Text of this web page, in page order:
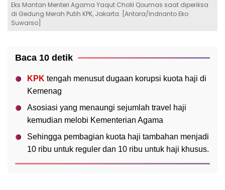
Eks Mantan Menteri Agama Yaqut Cholil Qoumas saat diperiksa
di Gedung Merah Putih KPK, Jakarta. [Antara/Indrianto Eko
Suwarso]
Baca 10 detik
KPK tengah menusut dugaan korupsi kuota haji di
Kemenag
Asosiasi yang menaungi sejumlah travel haji
kemudian melobi Kementerian Agama
Sehingga pembagian kuota haji tambahan menjadi
10 ribu untuk reguler dan 10 ribu untuk haji khusus.